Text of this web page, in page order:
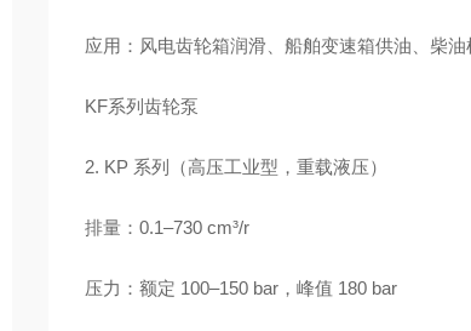
应用：风电齿轮箱润滑、船舶变速箱供油、柴
KF系列齿轮泵
2. KP 系列（高压工业型，重载液压）
排量：0.1–730 cm³/r
压力：额定 100–150 bar，峰值 180 bar